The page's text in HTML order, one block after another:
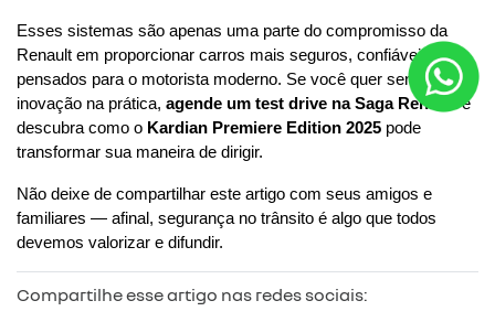
Esses sistemas são apenas uma parte do compromisso da
Renault em proporcionar carros mais seguros, confiáveis e
pensados para o motorista moderno. Se você quer sentir essa
inovação na prática, agende um test drive na Saga Renault e
descubra como o Kardian Premiere Edition 2025 pode
transformar sua maneira de dirigir.
Não deixe de compartilhar este artigo com seus amigos e
familiares — afinal, segurança no trânsito é algo que todos
devemos valorizar e difundir.
Compartilhe esse artigo nas redes sociais: